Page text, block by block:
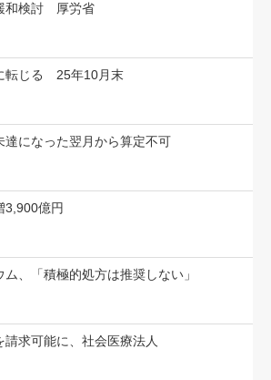
和検討 厚労省
転じる 25年10月末
達になった翌月から算定不可
3,900億円
、「積極的処方は推奨しない」
求可能に、社会医療法人